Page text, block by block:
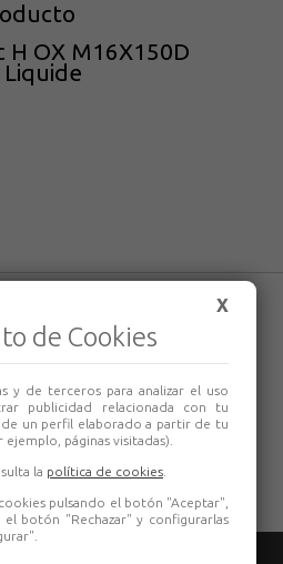
H OX M16X150D
X
de Cookies
y de terceros para analizar el uso
publicidad relacionada con tu
de un perfil elaborado a partir de tu
páginas visitadas).
la política de cookies
pulsando el botón "Aceptar",
el botón "Rechazar" y configurarlas